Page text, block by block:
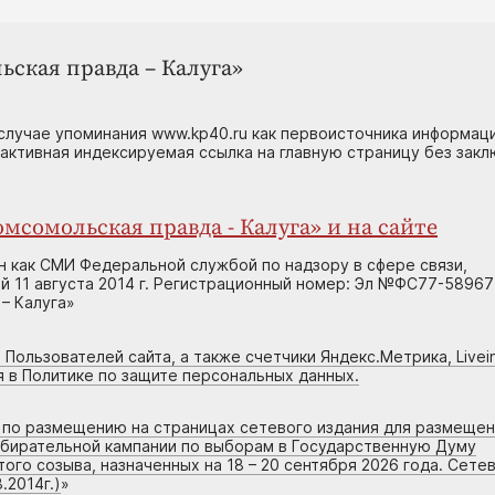
правда – Калуга»
упоминания www.kp40.ru как первоисточника
индексируемая ссылка на главную страницу без
правда - Калуга» и на сайте
как СМИ Федеральной службой по надзору в сфере связи,
11 августа 2014 г. Регистрационный номер: Эл №ФС77-58967
Калуга»
сайта, а также счетчики Яндекс.Метрика,
Политике по защите персональных данных.
размещению на страницах сетевого издания для
кампании по выборам в Государственную Думу
созыва, назначенных на 18 – 20 сентября 2026 года.
»